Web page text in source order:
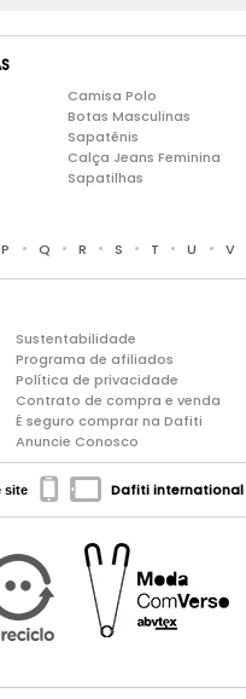
Camisa Polo
Botas Masculinas
Sapatênis
Calça Jeans Feminina
Sapatilhas
P • Q • R • S • T • U • V
Sustentabilidade
Programa de afiliados
Política de privacidade
Contrato de compra e venda
É seguro comprar na Dafiti
Anuncie Conosco
site Dafiti international